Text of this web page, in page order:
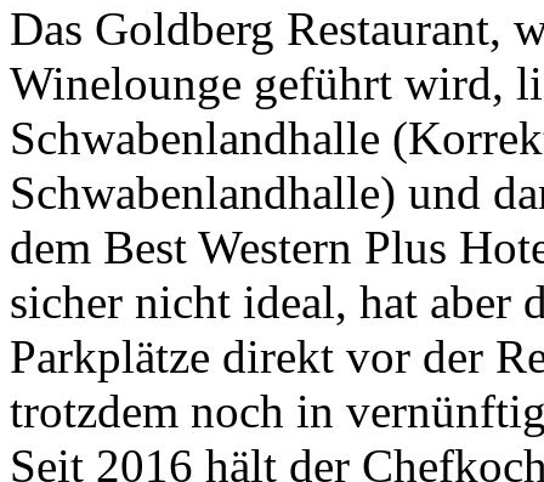
Das Goldberg Restaurant,
Winelounge geführt wird,
Schwabenlandhalle
Schwabenlandhalle) und
dem Best Western Plus
sicher nicht ideal, hat aber
Parkplätze direkt vor der
trotzdem noch in
Seit 2016 hält der